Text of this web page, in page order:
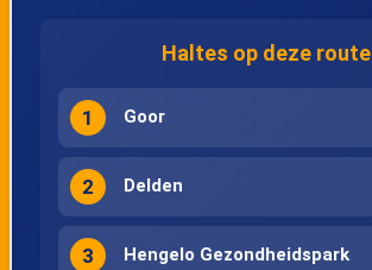
Haltes op deze route
1 Goor
2 Delden
3 Hengelo Gezondheidspark